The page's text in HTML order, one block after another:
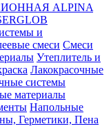
ALPINA
и
смеси Смеси
Утеплитель и
Лакокрасочные
системы
материалы
Напольные
Герметики, Пена